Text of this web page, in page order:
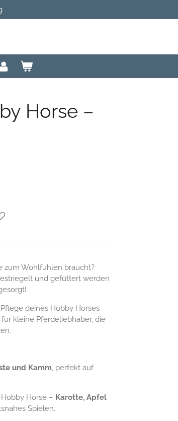
Horse –
zum Wohlfühlen braucht?
und gefüttert werden
deines Hobby Horses
für kleine Pferdeliebhaber, die
und Kamm, perfekt auf
Horse – Karotte, Apfel
Spielen.